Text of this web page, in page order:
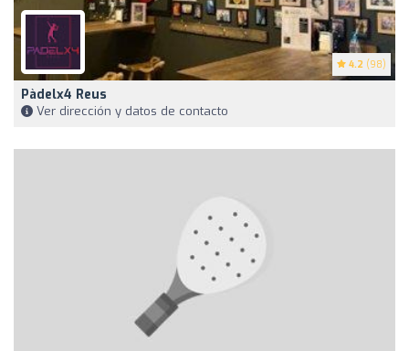
4.2 (98)
Pàdelx4 Reus
Ver dirección y datos de contacto